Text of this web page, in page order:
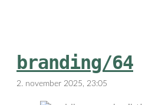
branding/64
2. november 2025, 23:05